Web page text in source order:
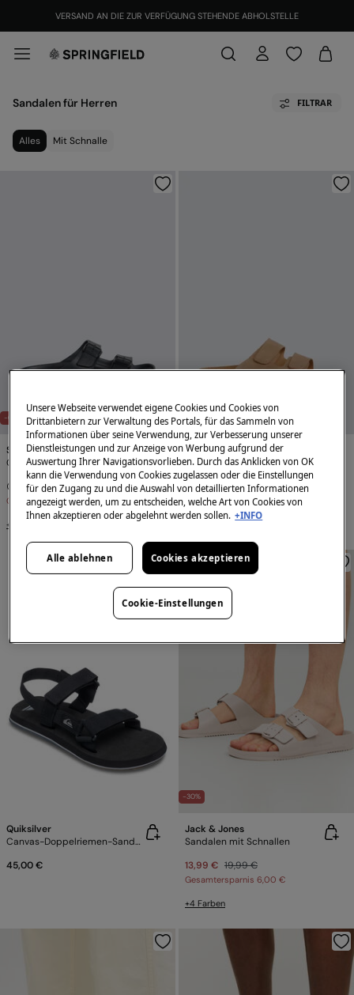
VERSAND AN DIE ZUR VERFÜGUNG STEHENDE ABHOLSTELLE
Sandalen für Herren FILTRAR
Alles Mit Schnalle
-62%
Springfield
Gummisandalen mit Schnallen
9,99 €
25,99 €
Gesamtersparnis16,00 €
+2 Farben
-57%
Springfield
19,99 € 46,99 €
Gesamtersparnis27,00 €
Quiksilver
Canvas-Doppelriemen-Sandalen
45,00 €
-30%
Jack & Jones
Sandalen mit Schnallen
13,99 € 19,99 €
Gesamtersparnis 6,00 €
+4 Farben
Unsere Webseite verwendet eigene Cookies und Cookies von
Drittanbietern zur Verwaltung des Portals, für das Sammeln von
Informationen über seine Verwendung, zur Verbesserung unserer
Dienstleistungen und zur Anzeige von Werbung aufgrund der
Auswertung Ihrer Navigationsvorlieben. Durch das Anklicken von OK
kann die Verwendung von Cookies zugelassen oder die Einstellungen
für den Zugang zu und die Auswahl von detaillierten Informationen
angezeigt werden, um zu entscheiden, welche Art von Cookies von
Ihnen akzeptieren oder abgelehnt werden sollen. +INFO
Alle ablehnen Cookies akzeptieren
Cookie-Einstellungen